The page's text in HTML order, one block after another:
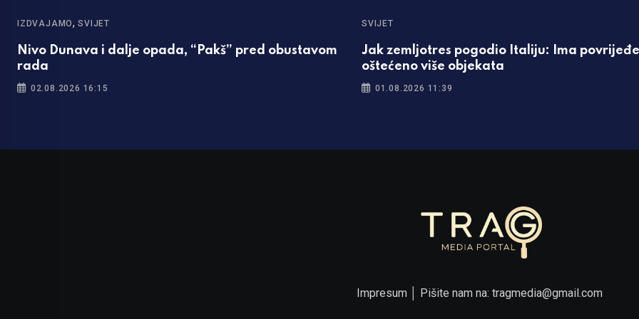
IZDVAJAMO,SVIJET
Nivo Dunava i dalje opada, “Pakš” pred obustavom
rada
02.08.2026 16:15
SVIJET
Jak zemljotres pogodio Italiju: Ima
oštećeno više objekata
01.08.2026 11:39
Impresum│ Pišite nam na: tragmedia@gmail.com